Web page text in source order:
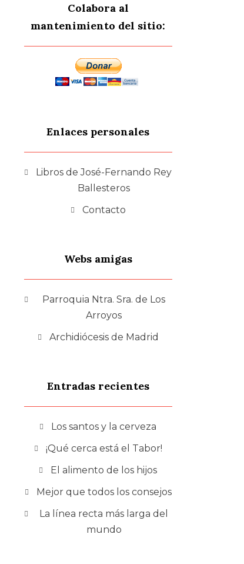
Colabora al
mantenimiento del sitio:
Enlaces personales
Libros de José-Fernando Rey
Ballesteros
Contacto
Webs amigas
Parroquia Ntra. Sra. de Los
Arroyos
Archidiócesis de Madrid
Entradas recientes
Los santos y la cerveza
¡Qué cerca está el Tabor!
El alimento de los hijos
Mejor que todos los consejos
La línea recta más larga del
mundo